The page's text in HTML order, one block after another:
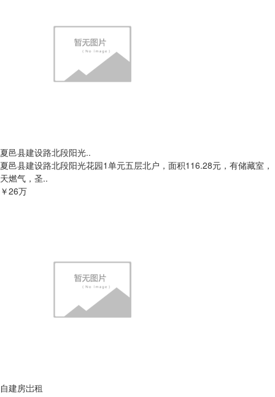
夏邑县建设路北段阳光..
夏邑县建设路北段阳光花园1单元五层北户，面积116.28元，有储藏室，
天燃气，圣..
￥26万
自建房岀租